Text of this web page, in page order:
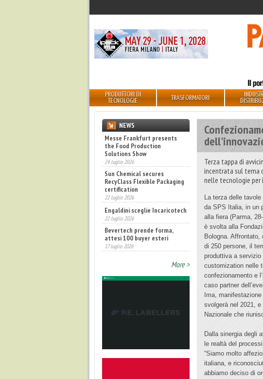
PRODUTTORI DI
TECNOLOGIE TRASFORMATORI
Terza tappa di
incentrata sul tema
nelle tecnologie per
La terza delle
da SPS Italia, in un
alla fiera (Parma,
è svolta alla
Bologna.
di 250 persone, il
produttiva a servizio
customization nelle
confezionamento e
caso partner
Ima,
svolgerà nel 2021,
Nazionale che
Dalla sinergia degli
le realtà del
“Siamo molto
italiana, e
abbiamo deciso di
NEWS
Messe Frankfurt presents
the Food Production
Solutions Show
24 luglio 2026
Sun Chemical secures
RecyClass Flexible Packaging
certification
22 luglio 2026
Engaldini sceglie Incaricotech
22 luglio 2026
Bevertech prende forma,
attesi 100 buyer esteri
17 luglio 2026
Annunciati i finalisti dei
Diamonds Awards 2026 di FTA
Europe
14 luglio 2026
More >